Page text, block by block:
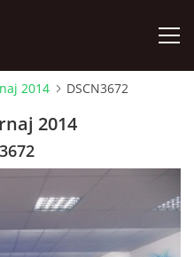
2025-2026
2014 DSCN3672
2014